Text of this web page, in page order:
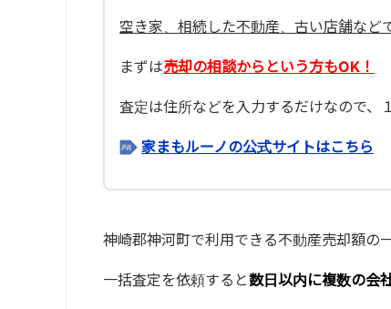
空き家、相続した不動産、古い店舗など
まずは売却の相談からという方もOK！
査定は住所などを入力するだけなので、
家まもルーノの公式サイトはこちら
神崎郡神河町で利用できる不動産売却額の
一括査定を依頼すると数日以内に複数の会